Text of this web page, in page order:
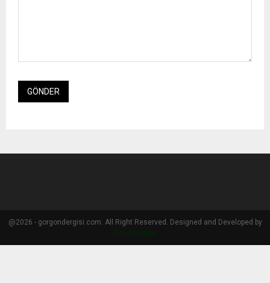
@2026 - gorgondergisi.com. All Right Reserved. Designed and Developed by